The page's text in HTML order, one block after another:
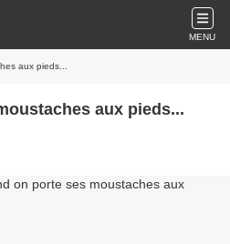
MENU
aux pieds...
aux pieds...